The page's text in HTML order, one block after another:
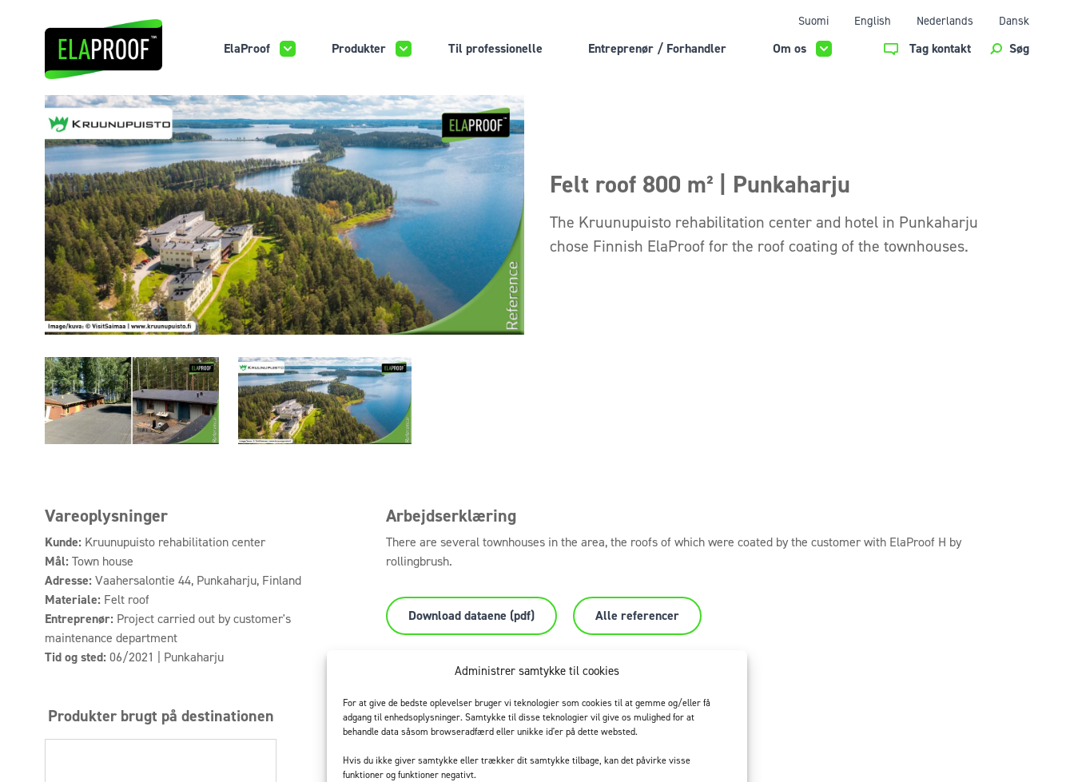
Administrer samtykke til cookies
For at give de bedste oplevelser bruger vi teknologier som cookies til at gemme og/eller få
adgang til enhedsoplysninger. Samtykke til disse teknologier vil give os mulighed for at
behandle data såsom browseradfærd eller unikke id'er på dette websted.
Hvis du ikke giver samtykke eller trækker dit samtykke tilbage, kan det påvirke visse
funktioner og funktioner negativt.
Suomi English Nederlands Dansk
ElaProof Produkter Til professionelle Entreprenør / Forhandler Om os Tag kontakt Søg
Felt roof 800 m² | Punkaharju
The Kruunupuisto rehabilitation center and hotel in Punkaharju
chose Finnish ElaProof for the roof coating of the townhouses.
Vareoplysninger
Kunde: Kruunupuisto rehabilitation center
Mål: Town house
Adresse: Vaahersalontie 44, Punkaharju, Finland
Materiale: Felt roof
Entreprenør: Project carried out by customer's
maintenance department
Tid og sted: 06/2021 | Punkaharju
Arbejdserklæring
There are several townhouses in the area, the roofs of which were coated by the customer with ElaProof H by
rollingbrush.
Download dataene (pdf) Alle referencer
Produkter brugt på destinationen